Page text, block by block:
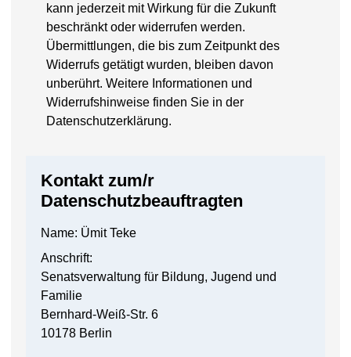
kann jederzeit mit Wirkung für die Zukunft
beschränkt oder widerrufen werden.
Übermittlungen, die bis zum Zeitpunkt des
Widerrufs getätigt wurden, bleiben davon
unberührt. Weitere Informationen und
Widerrufshinweise finden Sie in der
Datenschutzerklärung.
Kontakt zum/r
Datenschutzbeauftragten
Name: Ümit Teke
Anschrift:
Senatsverwaltung für Bildung, Jugend und
Familie
Bernhard-Weiß-Str. 6
10178 Berlin